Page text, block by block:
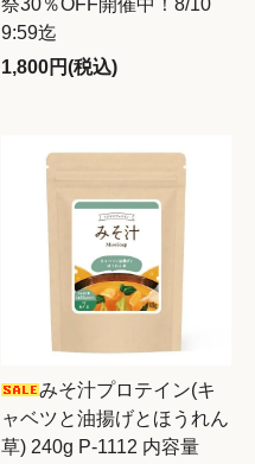
祭30％OFF開催中！8/10
9:59迄
1,800円(税込)
みそ汁プロテイン(キ
ャベツと油揚げとほうれん
草) 240g P-1112 内容量